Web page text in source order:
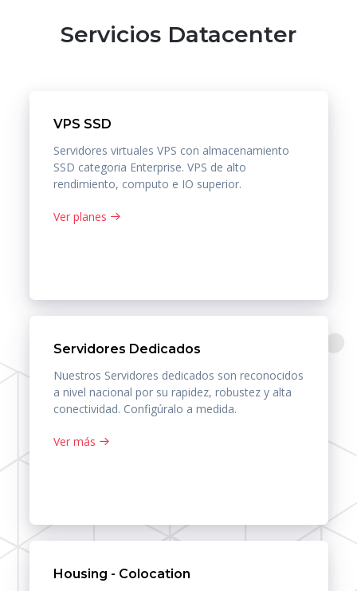
Servicios Datacenter
VPS SSD
Servidores virtuales VPS con almacenamiento
SSD categoria Enterprise. VPS de alto
rendimiento, computo e IO superior.
Ver planes
Servidores Dedicados
Nuestros Servidores dedicados son reconocidos
a nivel nacional por su rapidez, robustez y alta
conectividad. Configúralo a medida.
Ver más
Housing - Colocation